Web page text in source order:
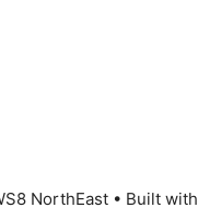
NorthEast• Built with